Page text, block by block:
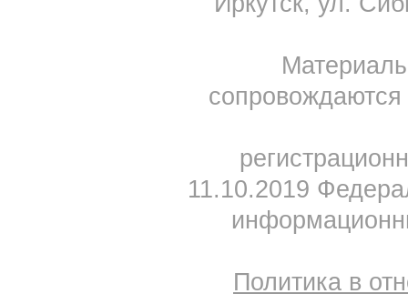
11.10.2019
Политика в